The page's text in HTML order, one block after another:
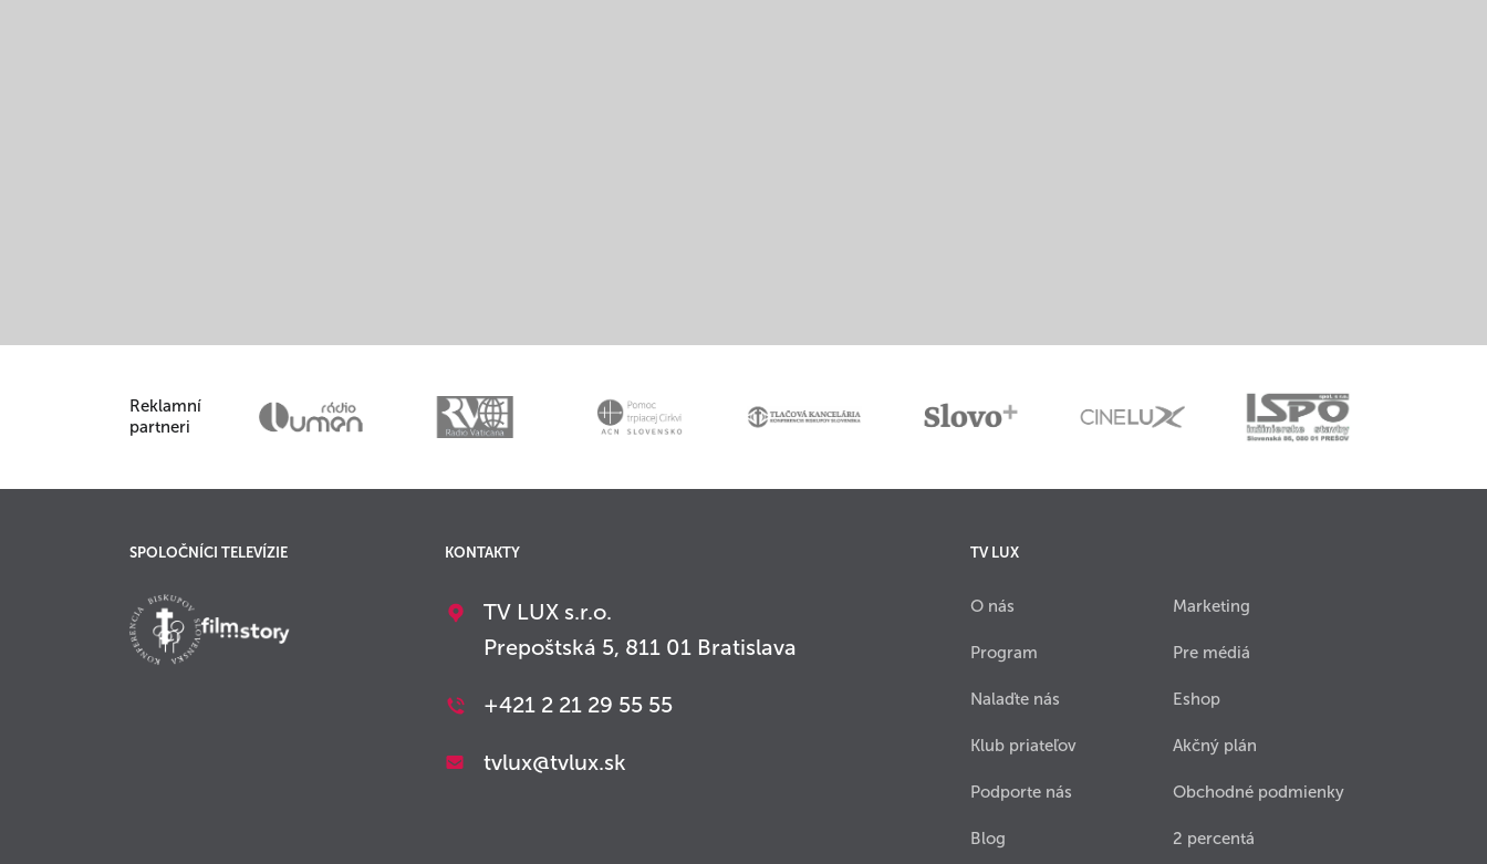
Reklamní
partneri
SPOLOČNÍCI TELEVÍZIE KONTAKTY
TV LUX s.r.o.
Prepoštská 5, 811 01 Bratislava
+421 2 21 29 55 55
tvlux@tvlux.sk
TV LUX
O nás
Program
Nalaďte nás
Klub priateľov
Podporte nás
Blog
Marketing
Pre médiá
Eshop
Akčný plán
Obchodné podmienky
2 percentá